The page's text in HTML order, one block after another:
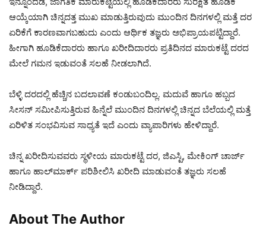
ಆಯ್ಕೆಯಾಗಿ ಚಿನ್ನದತ್ತ ಮುಖ ಮಾಡುತ್ತಿರುವುದು ಮುಂದಿನ ದಿನಗಳಲ್ಲಿ ಮತ್ತೆ ದರ
ಏರಿಕೆಗೆ ಕಾರಣವಾಗಬಹುದು ಎಂದು ಆರ್ಥಿಕ ತಜ್ಞರು ಅಭಿಪ್ರಾಯಪಟ್ಟಿದ್ದಾರೆ.
ಹೀಗಾಗಿ ಹೂಡಿಕೆದಾರರು ಹಾಗೂ ಖರೀದಿದಾರರು ಪ್ರತಿದಿನದ ಮಾರುಕಟ್ಟೆ ದರದ
ಮೇಲೆ ಗಮನ ಇಡುವಂತೆ ಸಲಹೆ ನೀಡಲಾಗಿದೆ.
ಬೆಳ್ಳಿ ದರದಲ್ಲಿ ಹೆಚ್ಚಿನ ಬದಲಾವಣೆ ಕಂಡುಬಂದಿಲ್ಲ. ಮದುವೆ ಹಾಗೂ ಹಬ್ಬದ
ಸೀಸನ್ ಸಮೀಪಿಸುತ್ತಿರುವ ಹಿನ್ನೆಲೆ ಮುಂದಿನ ದಿನಗಳಲ್ಲಿ ಚಿನ್ನದ ಬೆಲೆಯಲ್ಲಿ ಮತ್ತೆ
ಏರಿಳಿತ ಸಂಭವಿಸುವ ಸಾಧ್ಯತೆ ಇದೆ ಎಂದು ವ್ಯಾಪಾರಿಗಳು ಹೇಳಿದ್ದಾರೆ.
ಚಿನ್ನ ಖರೀದಿಸುವವರು ಸ್ಥಳೀಯ ಮಾರುಕಟ್ಟೆ ದರ, ಜಿಎಸ್ಟಿ, ಮೇಕಿಂಗ್ ಚಾರ್ಜ್
ಹಾಗೂ ಹಾಲ್‌ಮಾರ್ಕ್ ಪರಿಶೀಲಿಸಿ ಖರೀದಿ ಮಾಡುವಂತೆ ತಜ್ಞರು ಸಲಹೆ
ನೀಡಿದ್ದಾರೆ.
About The Author